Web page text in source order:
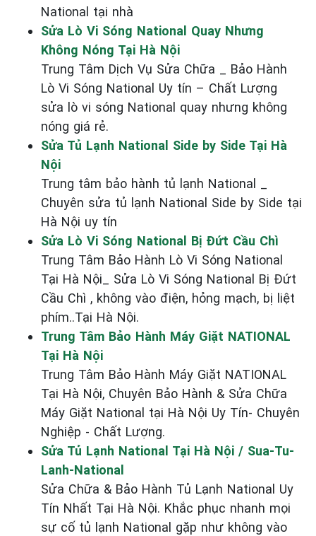
National tại nhà
Sửa Lò Vi Sóng National Quay Nhưng
Không Nóng Tại Hà Nội
Trung Tâm Dịch Vụ Sửa Chữa _ Bảo Hành
Lò Vi Sóng National Uy tín – Chất Lượng
sửa lò vi sóng National quay nhưng không
nóng giá rẻ.
Sửa Tủ Lạnh National Side by Side Tại Hà
Nội
Trung tâm bảo hành tủ lạnh National _
Chuyên sửa tủ lạnh National Side by Side tại
Hà Nội uy tín
Sửa Lò Vi Sóng National Bị Đứt Cầu Chì
Trung Tâm Bảo Hành Lò Vi Sóng National
Tại Hà Nội_ Sửa Lò Vi Sóng National Bị Đứt
Cầu Chì , không vào điện, hỏng mạch, bị liệt
phím..Tại Hà Nội.
Trung Tâm Bảo Hành Máy Giặt NATIONAL
Tại Hà Nội
Trung Tâm Bảo Hành Máy Giặt NATIONAL
Tại Hà Nội, Chuyên Bảo Hành & Sửa Chữa
Máy Giặt National tại Hà Nội Uy Tín- Chuyên
Nghiệp - Chất Lượng.
Sửa Tủ Lạnh National Tại Hà Nội / Sua-Tu-
Lanh-National
Sửa Chữa & Bảo Hành Tủ Lạnh National Uy
Tín Nhất Tại Hà Nội. Khắc phục nhanh mọi
sự cố tủ lạnh National gặp như không vào